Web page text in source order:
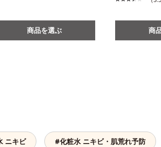
商品を選ぶ 商
ニキビ #化粧水 ニキビ・肌荒れ予防